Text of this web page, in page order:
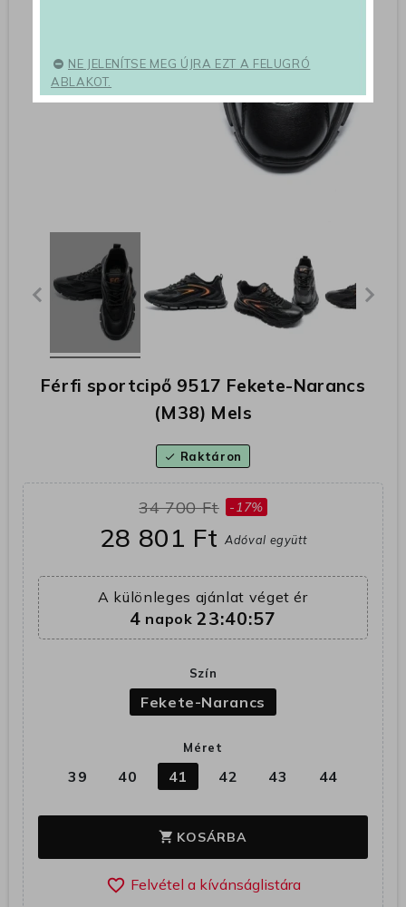
Férfi sportcipő 9517 Fekete-Narancs
(M38) Mels
check Raktáron
34 700 Ft -17%
28 801 FtAdóval együtt
A különleges ajánlat véget ér
4 napok 23:40:56
Szín
Fekete-Narancs
Méret
39 40 41 42 43 44
shopping_cart KOSÁRBA
favorite_border
NE JELENÍTSE MEG ÚJRA EZT A FELUGRÓ
ABLAKOT.